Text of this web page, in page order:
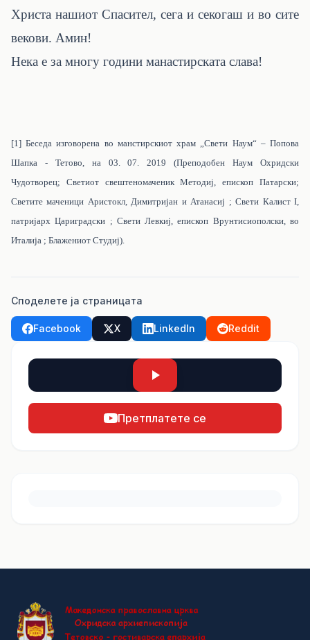
Христа нашиот Спасител, сега и секогаш и во сите
векови. Амин!
Нека е за многу години манастирската слава!
[1] Беседа изговорена во манстирскиот храм „Свети Наум“ – Попова
Шапка - Тетово, на 03. 07. 2019 (Преподобен Наум Охридски
Чудотворец; Светиот свештеномаченик Методиј, епископ Патарски;
Светите маченици Аристокл, Димитријан и Атанасиј ; Свети Калист I,
патријарх Цариградски ; Свети Левкиј, епископ Врунтисиополски, во
Италија ; Блажениот Студиј).
Споделете ја страницата
Facebook X LinkedIn Reddit
Претплатете се